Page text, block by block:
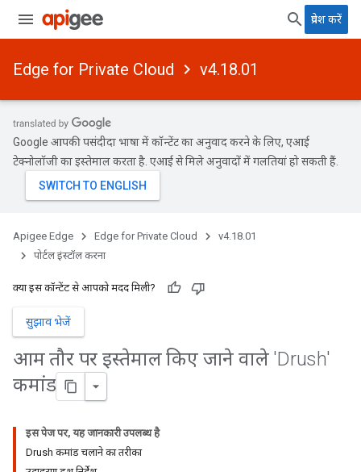
प्रवेश करें
Edge for Private Cloud v4.18.01
Google आपकी पसंदीदा भाषा में कॉन्टेंट का अनुवाद करने के लिए, एआई
टेक्नोलॉजी का इस्तेमाल करता है. एआई से मिले अनुवादों में गलतियां हो सकती हैं.
Apigee Edge Edge for Private Cloud
v4.18.01
पोर्टल इंस्टॉल करना
क्या इस कॉन्टेंट से आपको मदद मिली?
सुझाव भेजें
आम तौर पर इस्तेमाल किए जाने वाले 'Drush'
कमांड
इस पेज पर, यह जानकारी उपलब्ध है
Drush कमांड चलाने का तरीका